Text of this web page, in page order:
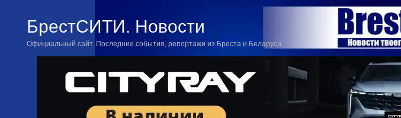
БрестСИТИ. Новости
Официальный сайт. Последние события, репортажи из Бреста и Беларуси